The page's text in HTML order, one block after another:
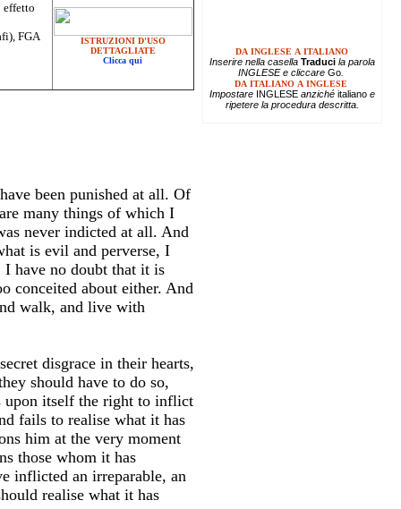
effetto
FGA
ISTRUZIONI D'USO
DETTAGLIATE
Clicca qui
been punished at all. Of
many things of which I
never indicted at all. And
is evil and perverse, I
I have no doubt that it is
conceited about either. And
walk, and live with
disgrace in their hearts,
should have to do so,
upon itself the right to inflict
fails to realise what it has
him at the very moment
those whom it has
inflicted an irreparable, an
realise what it has
DA INGLESE A ITALIANO
Inserire nella casella Traducila parola
INGLESE e cliccare Go.
DA ITALIANO A INGLESE
Impostare INGLESEanziché italianoe
ripetere la procedura descritta.